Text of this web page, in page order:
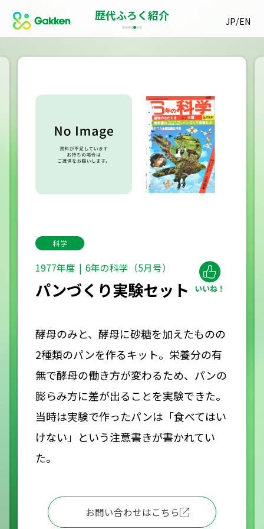
JP/EN
歴代ふろく紹介
科学
1977年度 6年の科学（5月号）
パンづくり実験セット
酵母のみと、酵母に砂糖を加えたものの
2種類のパンを作るキット。栄養分の有
無で酵母の働き方が変わるため、パンの
膨らみ方に差が出ることを実験できた。
当時は実験で作ったパンは「食べてはい
けない」という注意書きが書かれてい
た。
お問い合わせはこちら